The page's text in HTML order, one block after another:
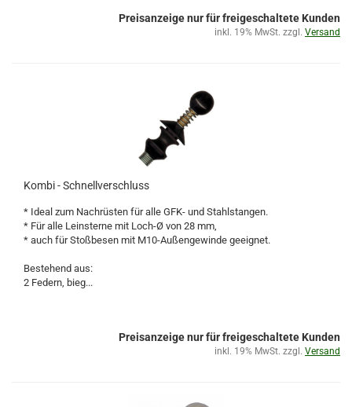
Preisanzeige nur für freigeschaltete Kunden
inkl. 19% MwSt. zzgl. Versand
Kombi - Schnellverschluss
* Ideal zum Nachrüsten für alle GFK- und Stahlstangen.
* Für alle Leinsterne mit Loch-Ø von 28 mm,
* auch für Stoßbesen mit M10-Außengewinde geeignet.
Bestehend aus:
2 Federn, bieg...
Preisanzeige nur für freigeschaltete Kunden
inkl. 19% MwSt. zzgl. Versand